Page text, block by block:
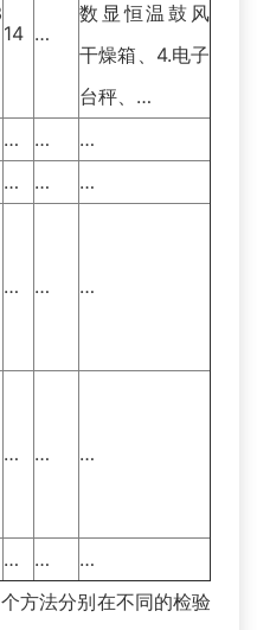
14 …
数显恒温鼓风
干燥箱、4.电子
台秤、…
… …
…
… … …
… … …
… … …
… …
…
法分别在不同的检验